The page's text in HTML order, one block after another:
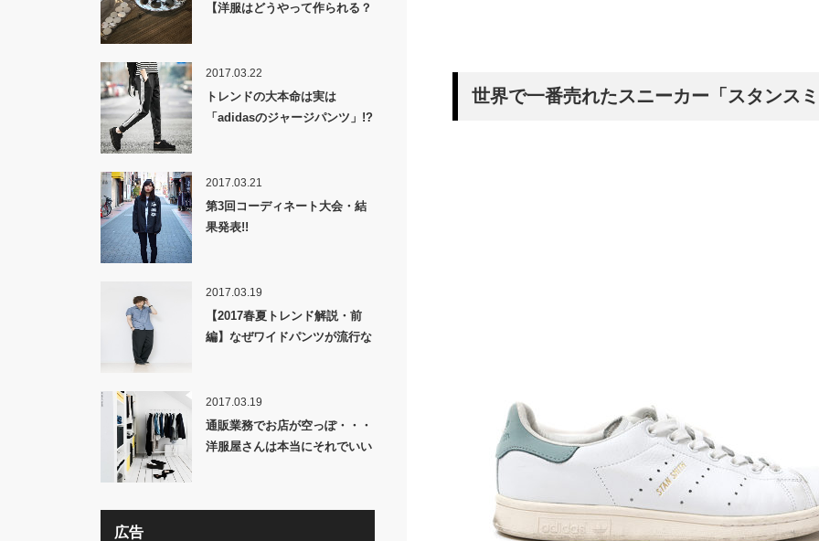
世界で一番売れたスニーカー「スタンス
【洋服はどうやって作られる？
2017.03.22
トレンドの大本命は実は
「adidasのジャージパンツ」!?
2017.03.21
第3回コーディネート大会・結
果発表!!
2017.03.19
【2017春夏トレンド解説・前
編】なぜワイドパンツが流行な
2017.03.19
通販業務でお店が空っぽ・・・
洋服屋さんは本当にそれでいい
広告